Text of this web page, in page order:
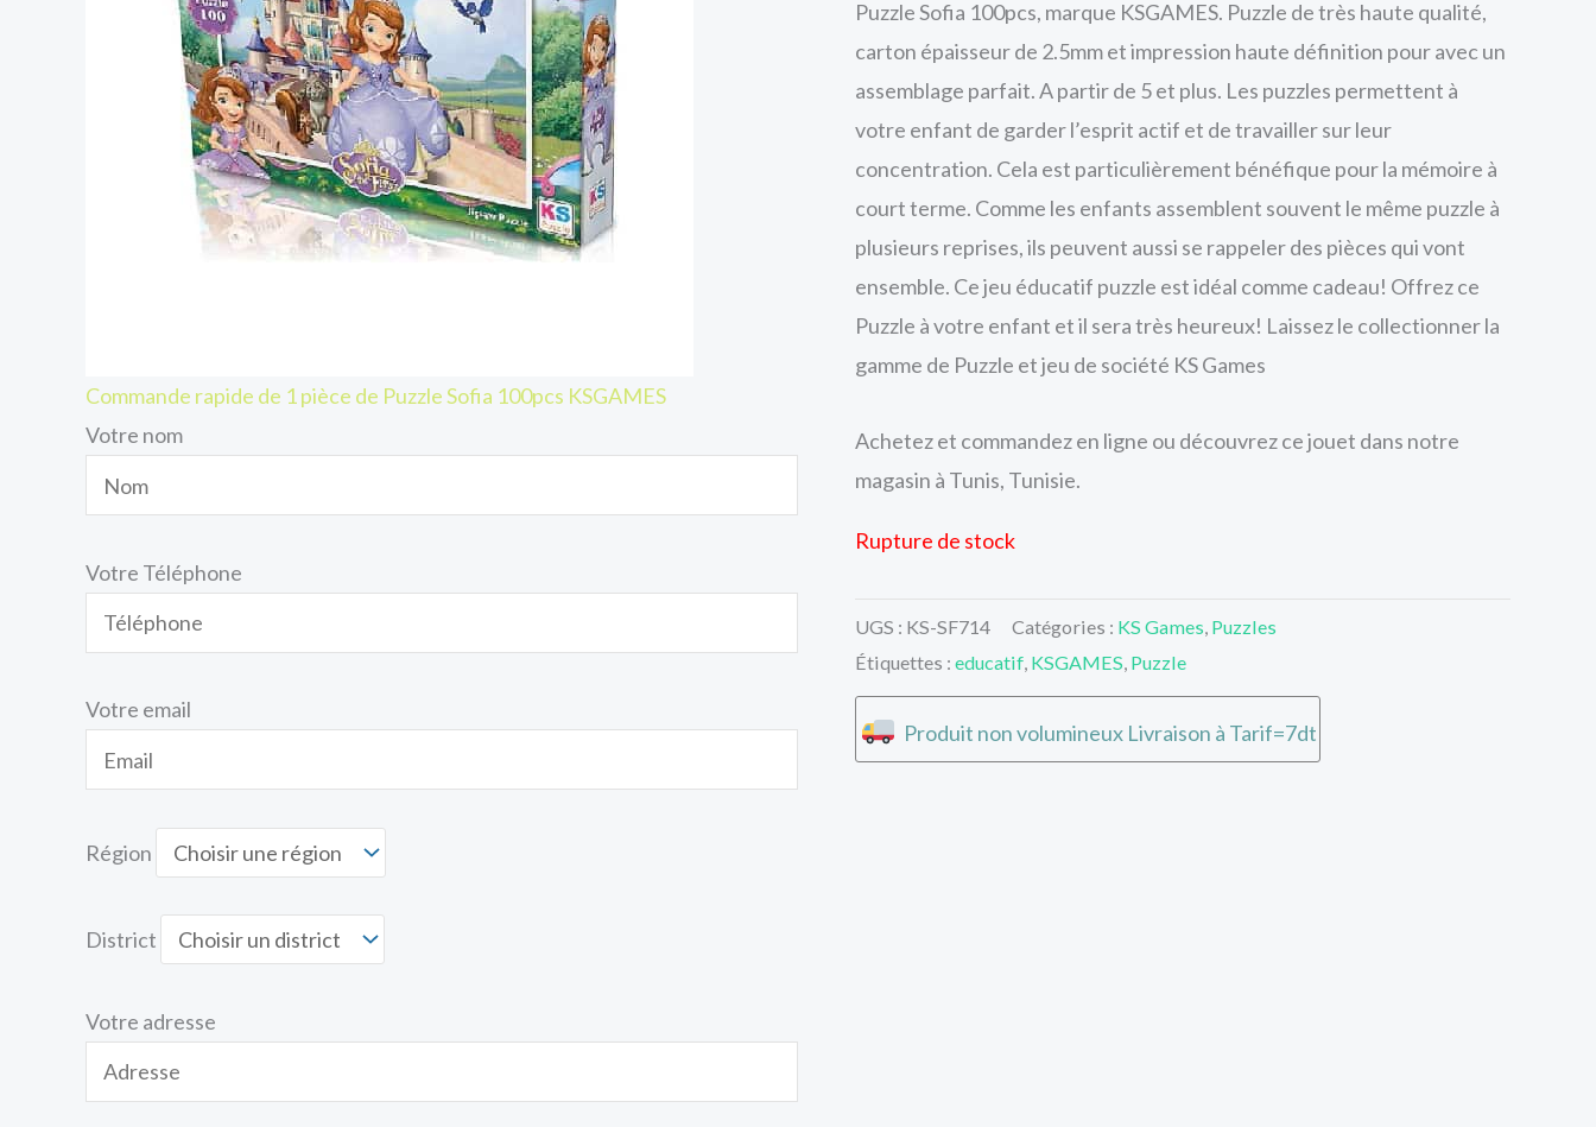
Commande rapide de 1 pièce de Puzzle Sofia 100pcs KSGAMES
Votre nom
Votre Téléphone
Votre email
Région
District
Votre adresse
Puzzle Sofia 100pcs, marque KSGAMES. Puzzle de très haute qualité,
carton épaisseur de 2.5mm et impression haute définition pour avec un
assemblage parfait. A partir de 5 et plus. Les puzzles permettent à
votre enfant de garder l’esprit actif et de travailler sur leur
concentration. Cela est particulièrement bénéfique pour la mémoire à
court terme. Comme les enfants assemblent souvent le même puzzle à
plusieurs reprises, ils peuvent aussi se rappeler des pièces qui vont
ensemble. Ce jeu éducatif puzzle est idéal comme cadeau! Offrez ce
Puzzle à votre enfant et il sera très heureux! Laissez le collectionner la
gamme de Puzzle et jeu de société KS Games
Achetez et commandez en ligne ou découvrez ce jouet dans notre
magasin à Tunis, Tunisie.
Rupture de stock
UGS : KS-SF714 Catégories : KS Games, Puzzles
Étiquettes : educatif, KSGAMES, Puzzle
Produit non volumineux Livraison à Tarif=7dt